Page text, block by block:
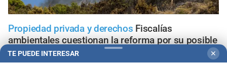
Propiedad privada y derechos Fiscalías
ambientales cuestionan la reforma por su posible
regresión en materia ambiental
TE PUEDE INTERESAR ✕